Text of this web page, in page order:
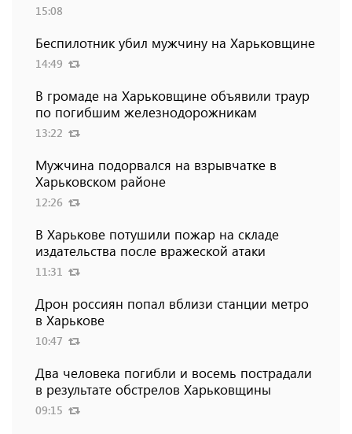
15:08
Беспилотник убил мужчину на Харьковщине
14:49
В громаде на Харьковщине объявили траур
по погибшим железнодорожникам
13:22
Мужчина подорвался на взрывчатке в
Харьковском районе
12:26
В Харькове потушили пожар на складе
издательства после вражеской атаки
11:31
Дрон россиян попал вблизи станции метро
в Харькове
10:47
Два человека погибли и восемь пострадали
в результате обстрелов Харьковщины
09:15